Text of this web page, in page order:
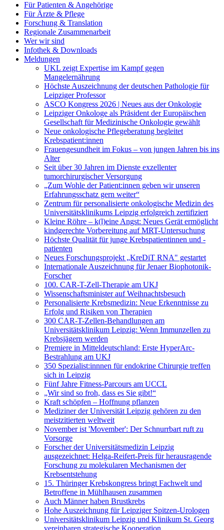
Für Patienten & Angehörige
Für Ärzte & Pflege
Forschung & Translation
Regionale Zusammenarbeit
Wer wir sind
Infothek & Downloads
Meldungen
UKL zeigt Expertise im Kampf gegen
Mangelernährung
Höchste Auszeichnung der deutschen Pathologie für
Leipziger Professor
ASCO Kongress 2026 | Neues aus der Onkologie
Leipziger Onkologe als Präsident der Europäischen
Gesellschaft für Medizinische Onkologie gewählt
Neue onkologische Pflegeberatung begleitet
Krebspatient:innen
Frauengesundheit im Fokus – von jungen Jahren bis ins
Alter
Seit über 30 Jahren im Dienste exzellenter
tumorchirurgischer Versorgung
„Zum Wohle der Patient:innen geben wir unseren
Erfahrungsschatz gern weiter“
Zentrum für personalisierte onkologische Medizin des
Universitätsklinikums Leipzig erfolgreich zertifiziert
Kleine Röhre – k(l)eine Angst: Neues Gerät ermöglicht
kindgerechte Vorbereitung auf MRT-Untersuchung
Höchste Qualität für junge Krebspatientinnen und -
patienten
Neues Forschungsprojekt „KreDiT RNA" gestartet
Internationale Auszeichnung für Jenaer Biophotonik-
Forscher
100. CAR-T-Zell-Therapie am UKJ
Wissenschaftsminister auf Weihnachtsbesuch
Personalisierte Krebsmedizin: Neue Erkenntnisse zu
Erfolg und Risiken von Therapien
300 CAR-T-Zellen-Behandlungen am
Universitätsklinikum Leipzig: Wenn Immunzellen zu
Krebsjägern werden
Premiere in Mitteldeutschland: Erste HyperArc-
Bestrahlung am UKJ
350 Spezialist:innnen für endokrine Chirurgie treffen
sich in Leipzig
Fünf Jahre Fitness-Parcours am UCCL
„Wir sind so froh, dass es Sie gibt!“
Kraft schöpfen – Hoffnung pflanzen
Mediziner der Universität Leipzig gehören zu den
meistzitierten weltweit
November ist 'Movember': Der Schnurrbart ruft zu
Vorsorge
Forscher der Universitätsmedizin Leipzig
ausgezeichnet: Helga-Reifert-Preis für herausragende
Forschung zu molekularen Mechanismen der
Krebsentstehung
15. Thüringer Krebskongress bringt Fachwelt und
Betroffene in Mühlhausen zusammen
Auch Männer haben Brustkrebs
Hohe Auszeichnung für Leipziger Spitzen-Urologen
Universitätsklinikum Leipzig und Klinikum St. Georg
vereinbaren strategische Kooperation